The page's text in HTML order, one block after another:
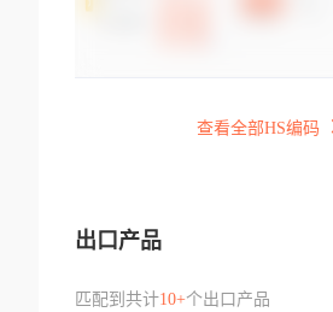
查看全部HS编码
出口产品
匹配到共计10+个出口产品